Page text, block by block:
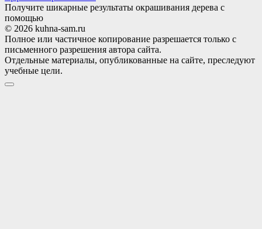
Получите шикарные результаты окрашивания дерева с
помощью
© 2026 kuhna-sam.ru
Полное или частичное копирование разрешается только с
письменного разрешения автора сайта.
Отдельные материалы, опубликованные на сайте, преследуют
учебные цели.